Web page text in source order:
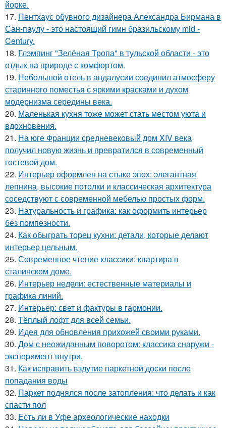
йорке.
17. Пентхаус обувного дизайнера Александра Бирмана в
Сан-паулу - это настоящий гимн бразильскому mid -
Century.
18. Глэмпинг "Зелёная Тропа" в тульской области - это
отдых на природе с комфортом.
19. Небольшой отель в андалусии соединил атмосферу
старинного поместья с яркими красками и духом
модернизма середины века.
20. Маленькая кухня тоже может стать местом уюта и
вдохновения.
21. На юге Франции средневековый дом XIV века
получил новую жизнь и превратился в современный
гостевой дом.
22. Интерьер оформлен на стыке эпох: элегантная
лепнина, высокие потолки и классическая архитектура
соседствуют с современной мебелью простых форм.
23. Натуральность и графика: как оформить интерьер
без помпезности.
24. Как обыграть торец кухни: детали, которые делают
интерьер цельным.
25. Современное чтение классики: квартира в
сталинском доме.
26. Интерьер недели: естественные материалы и
графика линий.
27. Интерьер: свет и фактуры в гармонии.
28. Тёплый лофт для всей семьи.
29. Идея для обновления прихожей своими руками.
30. Дом с неожиданным поворотом: классика снаружи -
эксперимент внутри.
31. Как исправить вздутие паркетной доски после
попадания воды
32. Паркет поднялся после затопления: что делать и как
спасти пол
33. Есть ли в Уфе археологические находки